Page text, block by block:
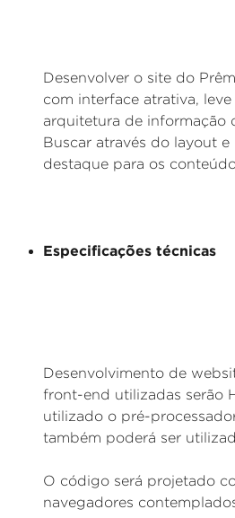
Desenvolver o site do
com interface atrativa,
arquitetura de informação
Buscar através do layout
destaque para os
Especificações técnicas
Desenvolvimento de
front-end utilizadas serão
utilizado o pré-
também poderá ser
O código será projetado
navegadores